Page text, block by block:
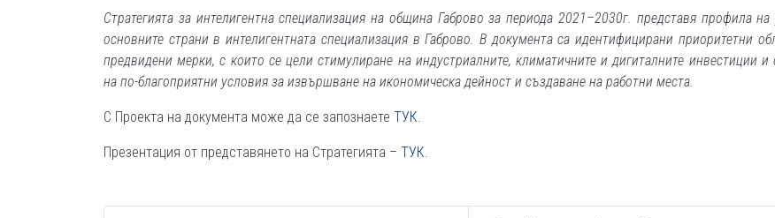
Стратегията за интелигентна специализация на община Габрово за периода 2021–2030г. представя профила на
основните страни в интелигентната специализация в Габрово. В документа са идентифицирани приоритетни
предвидени мерки, с които се цели стимулиране на индустриалните, климатичните и дигиталните инвестиции и
на по-благоприятни условия за извършване на икономическа дейност и създаване на работни места.
С Проекта на документа може да се запознаете ТУК.
Презентация от представянето на Стратегията – ТУК.